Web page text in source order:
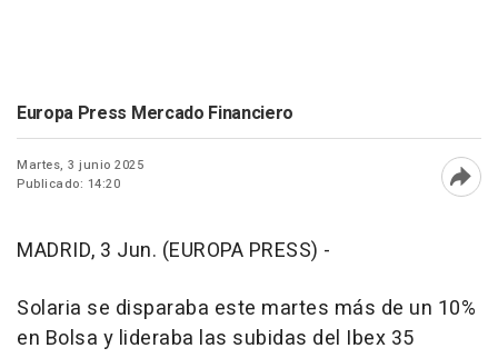
Europa Press Mercado Financiero
Martes, 3 junio 2025
Publicado: 14:20
MADRID, 3 Jun. (EUROPA PRESS) -
Solaria se disparaba este martes más de un 10%
en Bolsa y lideraba las subidas del Ibex 35